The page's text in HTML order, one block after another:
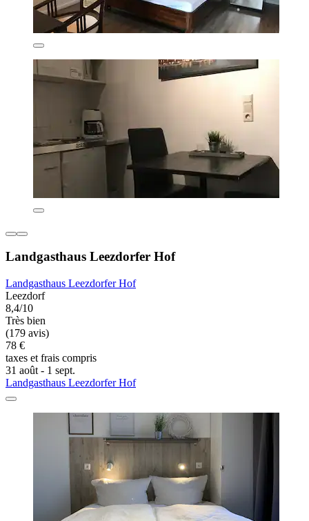
Landgasthaus Leezdorfer Hof
Landgasthaus Leezdorfer Hof
Leezdorf
8,4/10
Très bien
(179 avis)
78 €
taxes et frais compris
31 août - 1 sept.
Landgasthaus Leezdorfer Hof